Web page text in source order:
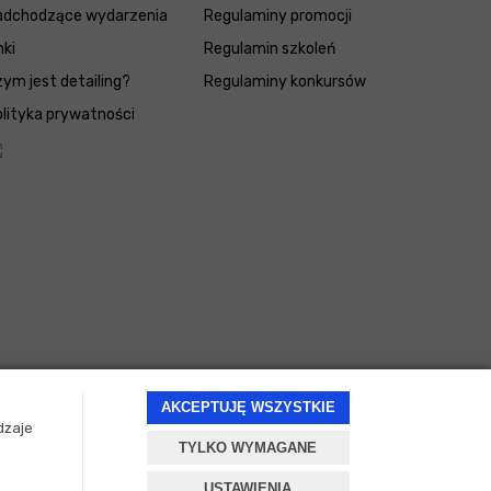
AKCEPTUJĘ WSZYSTKIE
TYLKO WYMAGANE
wydarzenia
jest detailing?
prywatności
Regulaminy promocji
Regulamin szkoleń
Regulaminy konkursów